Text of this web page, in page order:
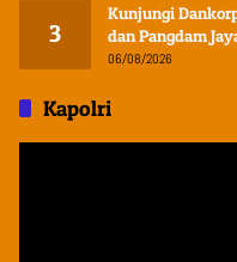
3
Kunjungi
dan Pangdam
06/08/2026
Kapolri